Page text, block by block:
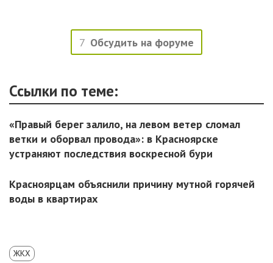
7 Обсудить на форуме
Ссылки по теме:
«Правый берег залило, на левом ветер сломал
ветки и оборвал провода»: в Красноярске
устраняют последствия воскресной бури
Красноярцам объяснили причину мутной горячей
воды в квартирах
ЖКХ